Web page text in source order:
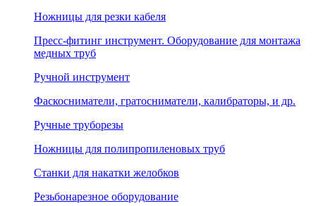
Ножницы для резки кабеля
Пресс-фитинг инструмент. Оборудование для монтажа
медных труб
Ручной инструмент
Фаскосниматели, гратосниматели, калибраторы, и др.
Ручные труборезы
Ножницы для полипропиленовых труб
Станки для накатки желобков
Резьбонарезное оборудование